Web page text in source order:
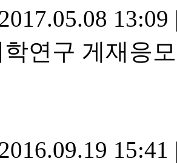
13:09
학연구 게재응
15:41